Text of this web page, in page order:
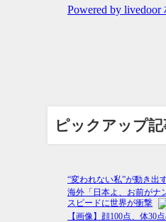
ピックアップ記